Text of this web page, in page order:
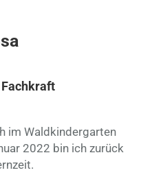
im Waldkindergarten
2022 bin ich zurück